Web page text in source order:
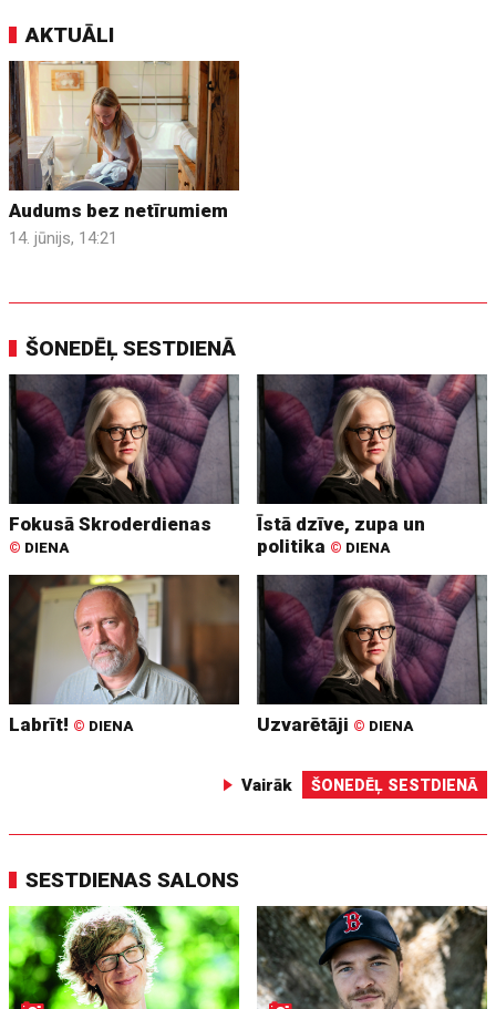
AKTUĀLI
Audums bez netīrumiem
14. jūnijs, 14:21
ŠONEDĒĻ SESTDIENĀ
Fokusā Skroderdienas
© DIENA
Īstā dzīve, zupa un
politika © DIENA
Labrīt! © DIENA Uzvarētāji © DIENA
Vairāk ŠONEDĒĻ SESTDIENĀ
SESTDIENAS SALONS